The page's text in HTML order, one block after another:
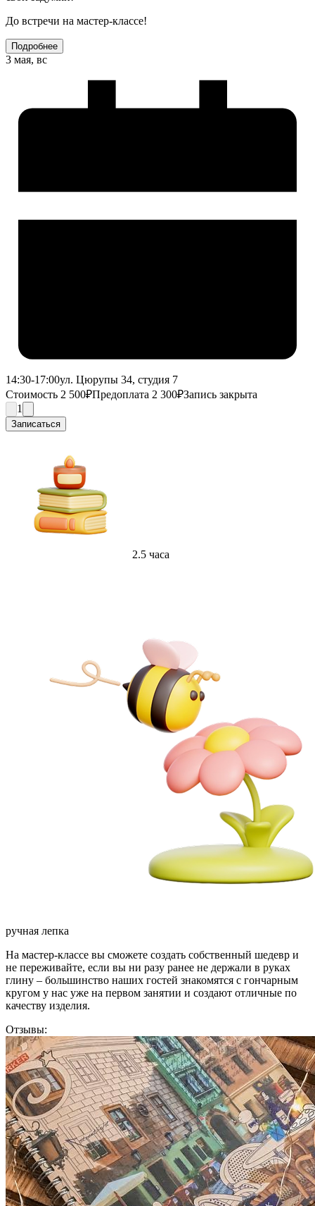
До встречи на мастер-классе!
Подробнее
3 мая, вс
14:30-17:00ул. Цюрупы 34, студия 7
Стоимость 2 500₽Предоплата 2 300₽Запись закрыта
1
Записаться
2.5 часа
ручная лепка
На мастер-классе вы сможете создать собственный шедевр и
не переживайте, если вы ни разу ранее не держали в руках
глину – большинство наших гостей знакомятся с гончарным
кругом у нас уже на первом занятии и создают отличные по
качеству изделия.
Отзывы: